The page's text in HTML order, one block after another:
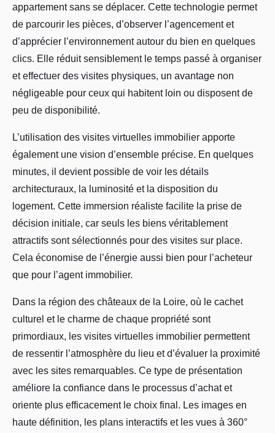
appartement sans se déplacer. Cette technologie permet
de parcourir les pièces, d’observer l’agencement et
d’apprécier l’environnement autour du bien en quelques
clics. Elle réduit sensiblement le temps passé à organiser
et effectuer des visites physiques, un avantage non
négligeable pour ceux qui habitent loin ou disposent de
peu de disponibilité.
L’utilisation des visites virtuelles immobilier apporte
également une vision d’ensemble précise. En quelques
minutes, il devient possible de voir les détails
architecturaux, la luminosité et la disposition du
logement. Cette immersion réaliste facilite la prise de
décision initiale, car seuls les biens véritablement
attractifs sont sélectionnés pour des visites sur place.
Cela économise de l’énergie aussi bien pour l’acheteur
que pour l’agent immobilier.
Dans la région des châteaux de la Loire, où le cachet
culturel et le charme de chaque propriété sont
primordiaux, les visites virtuelles immobilier permettent
de ressentir l’atmosphère du lieu et d’évaluer la proximité
avec les sites remarquables. Ce type de présentation
améliore la confiance dans le processus d’achat et
oriente plus efficacement le choix final. Les images en
haute définition, les plans interactifs et les vues à 360°